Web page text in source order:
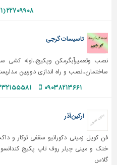
۲۲۷۰۹۹۰۸ (۰۲۱)
تاسیسات گرجی
نصب وتعمیرآبگرمکن وپکیج..لوله کشی
ساختمان..نصب و راه اندازی دوربین
۰۹۰۳۸۲۱۳۶۶۱
ارکین آذر
فن کویل زمینی دکوراتیو سقفی توکار و
خنک و مینیچیلر روف تاپ پکیج
گلاس